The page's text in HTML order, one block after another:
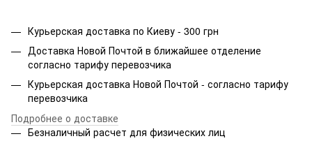
Курьерская доставка по Киеву - 300 грн
Доставка Новой Почтой в ближайшее отделение
согласно тарифу перевозчика
Курьерская доставка Новой Почтой - согласно тарифу
перевозчика
Подробнее о доставке
Безналичный расчет для физических лиц